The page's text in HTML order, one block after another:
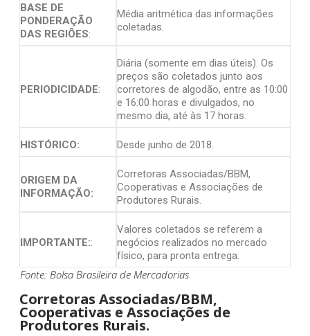
BASE DE
PONDERAÇÃO
DAS REGIÕES:
Média aritmética das informações
coletadas.
PERIODICIDADE:
Diária (somente em dias úteis). Os
preços são coletados junto aos
corretores de algodão, entre as 10:00
e 16:00 horas e divulgados, no
mesmo dia, até às 17 horas.
HISTÓRICO: Desde junho de 2018.
ORIGEM DA
INFORMAÇÃO:
Corretoras Associadas/BBM,
Cooperativas e Associações de
Produtores Rurais.
IMPORTANTE::
Valores coletados se referem a
negócios realizados no mercado
físico, para pronta entrega.
Fonte: Bolsa Brasileira de Mercadorias
Corretoras Associadas/BBM,
Cooperativas e Associações de
Produtores Rurais.